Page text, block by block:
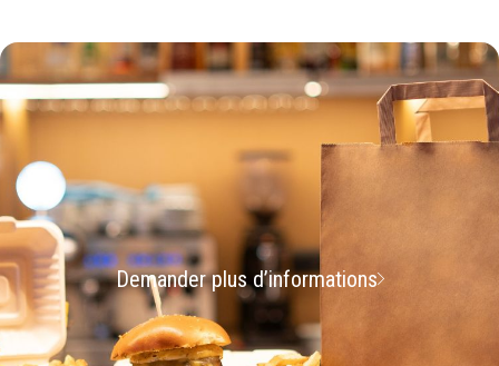
Demander plus d’informations